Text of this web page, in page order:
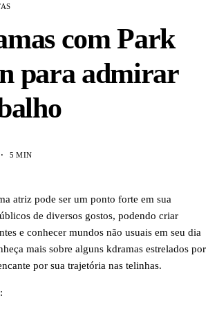
com Park
para admirar
5 MIN
atriz pode ser um ponto forte em sua
de diversos gostos, podendo criar
e conhecer mundos não usuais em seu dia
mais sobre alguns kdramas estrelados por
por sua trajetória nas telinhas.